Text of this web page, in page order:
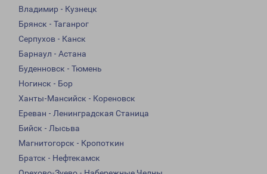
Владимир - Кузнецк
Брянск - Таганрог
Серпухов - Канск
Барнаул - Астана
Буденновск - Тюмень
Ногинск - Бор
Ханты-Мансийск - Кореновск
Ереван - Ленинградская Станица
Бийск - Лысьва
Магнитогорск - Кропоткин
Братск - Нефтекамск